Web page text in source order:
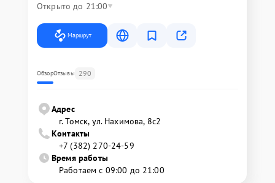
Открыто до 21:00
Маршрут
ОбзорОтзывы 290
Адрес
г. Томск, ул. Нахимова, 8с2
Контакты
+7 (382) 270-24-59
Время работы
Работаем с 09:00 до 21:00